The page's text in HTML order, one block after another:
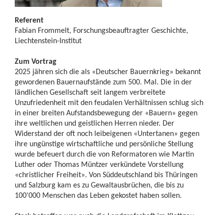
Referent
Fabian Frommelt, Forschungsbeauftragter Geschichte,
Liechtenstein-Institut
Zum Vortrag
2025 jähren sich die als «Deutscher Bauernkrieg» bekannt
gewordenen Bauernaufstände zum 500. Mal. Die in der
ländlichen Gesellschaft seit langem verbreitete
Unzufriedenheit mit den feudalen Verhältnissen schlug sich
in einer breiten Aufstandsbewegung der «Bauern» gegen
ihre weltlichen und geistlichen Herren nieder. Der
Widerstand der oft noch leibeigenen «Untertanen» gegen
ihre ungünstige wirtschaftliche und persönliche Stellung
wurde befeuert durch die von Reformatoren wie Martin
Luther oder Thomas Müntzer verkündete Vorstellung
«christlicher Freiheit». Von Süddeutschland bis Thüringen
und Salzburg kam es zu Gewaltausbrüchen, die bis zu
100'000 Menschen das Leben gekostet haben sollen.